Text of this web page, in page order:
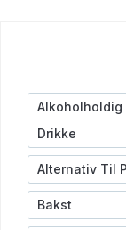
Alkoholholdig
Drikke
Alternativ Til
Bakst